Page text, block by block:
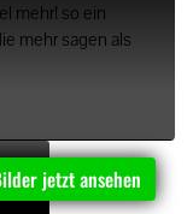
mehr! so ein
mehr sagen als
"
jetzt ansehen